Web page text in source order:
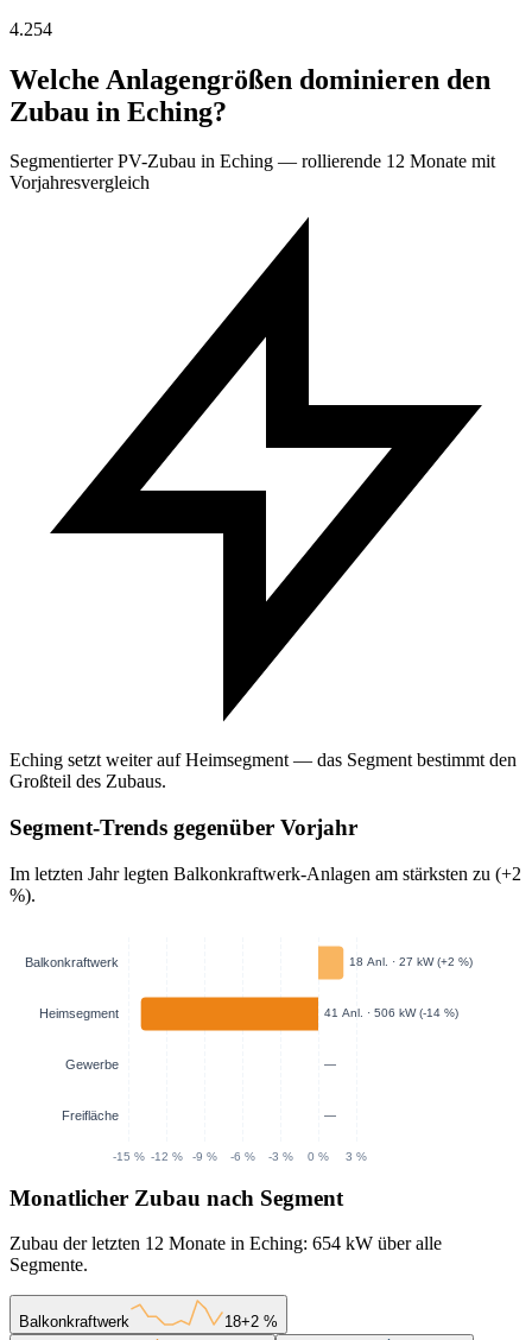
4.254
Welche Anlagengrößen dominieren den
Zubau in Eching?
Segmentierter PV-Zubau in Eching — rollierende 12 Monate mit
Vorjahresvergleich
Eching setzt weiter auf Heimsegment — das Segment bestimmt den
Großteil des Zubaus.
Segment-Trends gegenüber Vorjahr
Im letzten Jahr legten Balkonkraftwerk-Anlagen am stärksten zu (+2
%).
Monatlicher Zubau nach Segment
Zubau der letzten 12 Monate in Eching: 654 kW über alle
Segmente.
Balkonkraftwerk 18+2 %